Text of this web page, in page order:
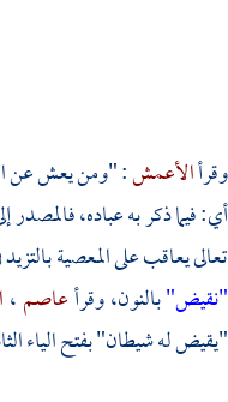
وقرأالأعمش: "ومن يعش عن
أي: فيما ذكر به عباده، فالمصدر
تعالى يعاقب على المعصية
"نقيض"بالنون، وقرأعاصم،
"يقيض له شيطان" بفتح الياء